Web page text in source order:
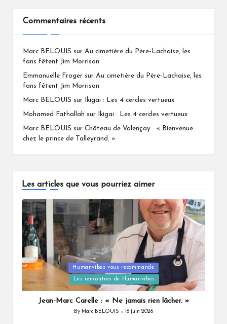
Commentaires récents
Marc BELOUIS sur Au cimetière du Père-Lachaise, les
fans fêtent Jim Morrison
Emmanuelle Froger sur Au cimetière du Père-Lachaise, les
fans fêtent Jim Morrison
Marc BELOUIS sur Ikigai : Les 4 cercles vertueux
Mohamed Fathallah sur Ikigai : Les 4 cercles vertueux
Marc BELOUIS sur Château de Valençay : « Bienvenue
chez le prince de Talleyrand. »
Les articles que vous pourriez aimer
Posted
Humanvibes vous recommande
Les rencontres de Humanvibes
Jean-Marc Carelle : « Ne jamais rien lâcher. »
Posted
By Marc BELOUIS 16 juin 2026